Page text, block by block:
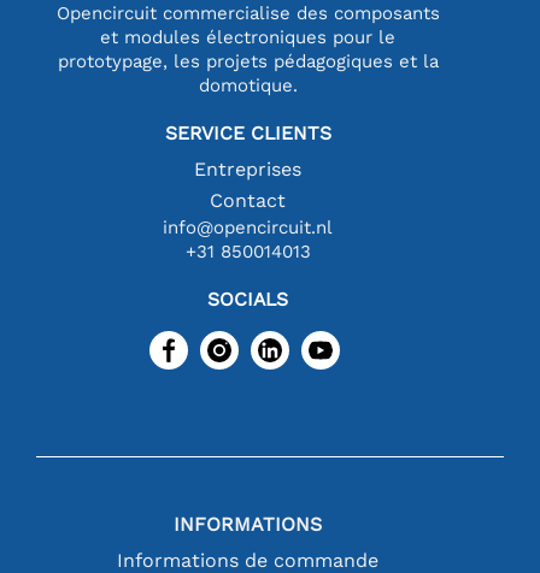
Opencircuit commercialise des composants
et modules électroniques pour le
prototypage, les projets pédagogiques et la
domotique.
SERVICE CLIENTS
Entreprises
Contact
info@opencircuit.nl
+31 850014013
SOCIALS
INFORMATIONS
Informations de commande